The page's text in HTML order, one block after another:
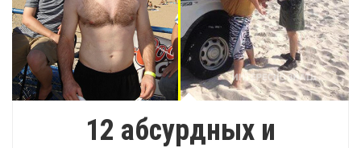
12 абсурдных и